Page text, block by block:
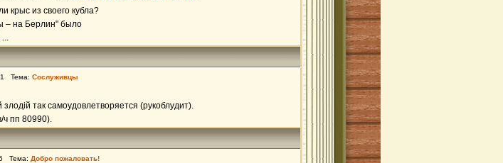
крыс из своего кубла?
– на Берлин" было
Тема: Сослуживцы
так самоудовлетворяется (рукоблудит).
ч пп 80990).
Тема: Добро пожаловать!